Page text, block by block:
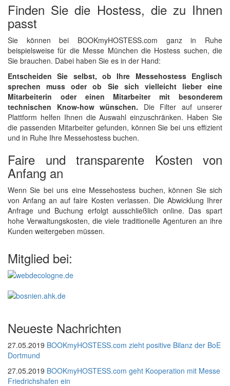
Finden Sie die Hostess, die zu Ihnen
passt
Sie können bei BOOKmyHOSTESS.com ganz in Ruhe
beispielsweise für die Messe München die Hostess suchen, die
Sie brauchen. Dabei haben Sie es in der Hand:
Entscheiden Sie selbst, ob Ihre Messehostess Englisch
sprechen muss oder ob Sie sich vielleicht lieber eine
Mitarbeiterin oder einen Mitarbeiter mit besonderem
technischen Know-how wünschen. Die Filter auf unserer
Plattform helfen Ihnen die Auswahl einzuschränken. Haben Sie
die passenden Mitarbeiter gefunden, können Sie bei uns effizient
und in Ruhe Ihre Messehostess buchen.
Faire und transparente Kosten von
Anfang an
Wenn Sie bei uns eine Messehostess buchen, können Sie sich
von Anfang an auf faire Kosten verlassen. Die Abwicklung Ihrer
Anfrage und Buchung erfolgt ausschließlich online. Das spart
hohe Verwaltungskosten, die viele traditionelle Agenturen an ihre
Kunden weitergeben müssen.
Mitglied bei:
Neueste Nachrichten
27.05.2019 BOOKmyHOSTESS.com zieht positive Bilanz der BoE
Dortmund
27.05.2019 BOOKmyHOSTESS.com geht Kooperation mit Messe
Friedrichshafen ein